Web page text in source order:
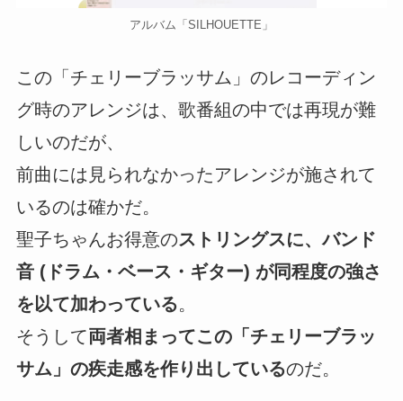
アルバム「SILHOUETTE」
この「チェリーブラッサム」のレコーディン
グ時のアレンジは、歌番組の中では再現が難
しいのだが、
前曲には見られなかったアレンジが施されて
いるのは確かだ。
聖子ちゃんお得意のストリングスに、バンド
音 (ドラム・ベース・ギター) が同程度の強さ
を以て加わっている。
そうして両者相まってこの「チェリーブラッ
サム」の疾走感を作り出しているのだ。